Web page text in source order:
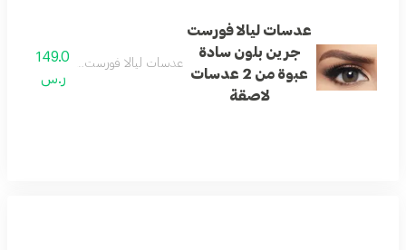
عدسات ليالا فورست
جرين بلون سادة
عبوة من 2 عدسات
لاصقة
عدسات ليالا فورست جرين بلون سادة عبوة من
149.0
ر.س